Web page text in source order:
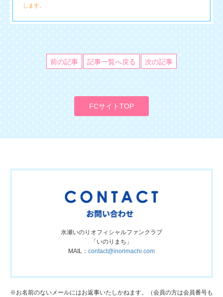
します。
前の記事 記事一覧へ戻る 次の記事
FCサイトTOP
水瀬いのりオフィシャルファンクラブ
「いのりまち」
MAIL： contact@inorimachi.com
※お名前のないメールにはお返事いたしかねます。（会員の方は会員番号も